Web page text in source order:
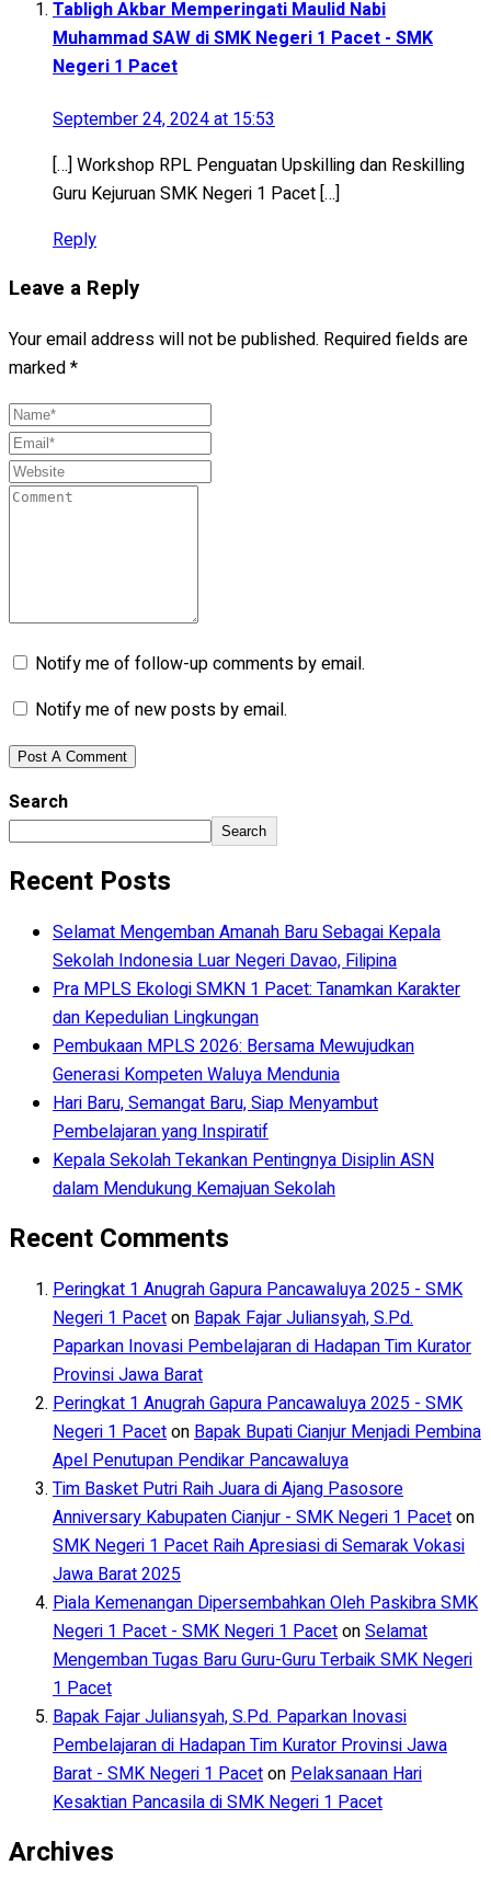
Tabligh Akbar Memperingati Maulid Nabi
Muhammad SAW di SMK Negeri 1 Pacet - SMK
Negeri 1 Pacet
September 24, 2024 at 15:53
[…] Workshop RPL Penguatan Upskilling dan Reskilling
Guru Kejuruan SMK Negeri 1 Pacet […]
Reply
Leave a Reply
Your email address will not be published. Required fields are
marked*
Notify me of follow-up comments by email.
Notify me of new posts by email.
Search
Search
Recent Posts
Selamat Mengemban Amanah Baru Sebagai Kepala
Sekolah Indonesia Luar Negeri Davao, Filipina
Pra MPLS Ekologi SMKN 1 Pacet: Tanamkan Karakter
dan Kepedulian Lingkungan
Pembukaan MPLS 2026: Bersama Mewujudkan
Generasi Kompeten Waluya Mendunia
Hari Baru, Semangat Baru, Siap Menyambut
Pembelajaran yang Inspiratif
Kepala Sekolah Tekankan Pentingnya Disiplin ASN
dalam Mendukung Kemajuan Sekolah
Recent Comments
Peringkat 1 Anugrah Gapura Pancawaluya 2025 - SMK
Negeri 1 Paceton Bapak Fajar Juliansyah, S.Pd.
Paparkan Inovasi Pembelajaran di Hadapan Tim Kurator
Provinsi Jawa Barat
Peringkat 1 Anugrah Gapura Pancawaluya 2025 - SMK
Negeri 1 Paceton Bapak Bupati Cianjur Menjadi Pembina
Apel Penutupan Pendikar Pancawaluya
Tim Basket Putri Raih Juara di Ajang Pasosore
Anniversary Kabupaten Cianjur - SMK Negeri 1 Paceton
SMK Negeri 1 Pacet Raih Apresiasi di Semarak Vokasi
Jawa Barat 2025
Piala Kemenangan Dipersembahkan Oleh Paskibra SMK
Negeri 1 Pacet - SMK Negeri 1 PacetonSelamat
Mengemban Tugas Baru Guru-Guru Terbaik SMK Negeri
1 Pacet
Bapak Fajar Juliansyah, S.Pd. Paparkan Inovasi
Pembelajaran di Hadapan Tim Kurator Provinsi Jawa
Barat - SMK Negeri 1 Paceton Pelaksanaan Hari
Kesaktian Pancasila di SMK Negeri 1 Pacet
Archives